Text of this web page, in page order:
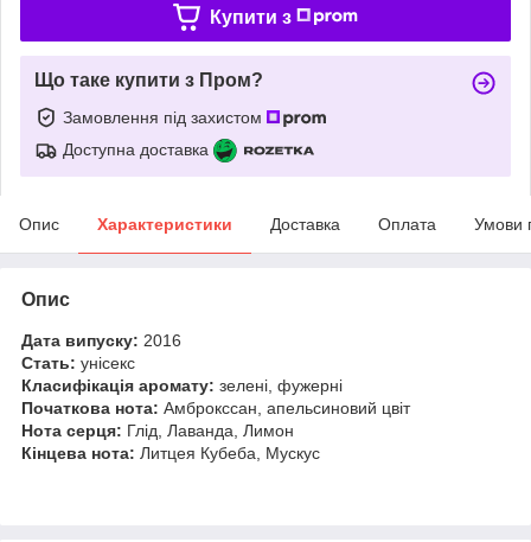
Купити з
Що таке купити з Пром?
Замовлення під захистом
Доступна доставка
Опис Характеристики Доставка Оплата Умови
Опис
Дата випуску: 2016
Стать: унісекс
Класифікація аромату: зелені, фужерні
Початкова нота: Амброкссан, апельсиновий цвіт
Нота серця: Глід, Лаванда, Лимон
Кінцева нота: Литцея Кубеба, Мускус